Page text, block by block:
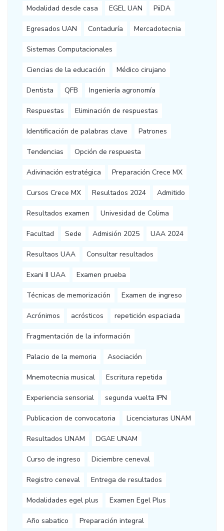
Modalidad desde casa EGEL UAN PiiDA
Egresados UAN Contaduría Mercadotecnia
Sistemas Computacionales
Ciencias de la educación Médico cirujano
Dentista QFB Ingeniería agronomía
Respuestas Eliminación de respuestas
Identificación de palabras clave Patrones
Tendencias Opción de respuesta
Adivinación estratégica Preparación Crece MX
Cursos Crece MX Resultados 2024 Admitido
Resultados examen Univesidad de Colima
Facultad Sede Admisión 2025 UAA 2024
Resultaos UAA Consultar resultados
Exani II UAA Examen prueba
Técnicas de memorización Examen de ingreso
Acrónimos acrósticos repetición espaciada
Fragmentación de la información
Palacio de la memoria Asociación
Mnemotecnia musical Escritura repetida
Experiencia sensorial segunda vuelta IPN
Publicacion de convocatoria Licenciaturas UNAM
Resultados UNAM DGAE UNAM
Curso de ingreso Diciembre ceneval
Registro ceneval Entrega de resultados
Modalidades egel plus Examen Egel Plus
Año sabatico Preparación integral